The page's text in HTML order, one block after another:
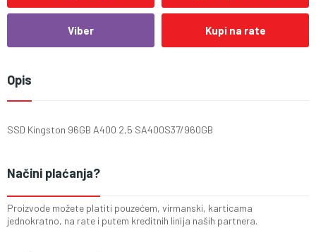
Viber Kupi na rate
Opis
SSD Kingston 96GB A400 2,5 SA400S37/960GB
Načini plaćanja?
Proizvode možete platiti pouzećem, virmanski, karticama
jednokratno, na rate i putem kreditnih linija naših partnera.